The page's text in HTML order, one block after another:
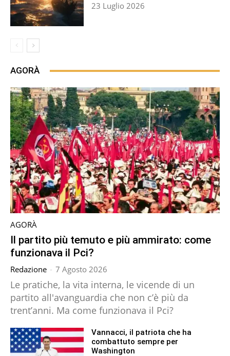
23 Luglio 2026
AGORÀ
AGORÀ
Il partito più temuto e più ammirato: come
funzionava il Pci?
Redazione - 7 Agosto 2026
Le pratiche, la vita interna, le vicende di un
partito all'avanguardia che non c’è più da
trent’anni. Ma come funzionava il Pci?
Vannacci, il patriota che ha
combattuto sempre per
Washington